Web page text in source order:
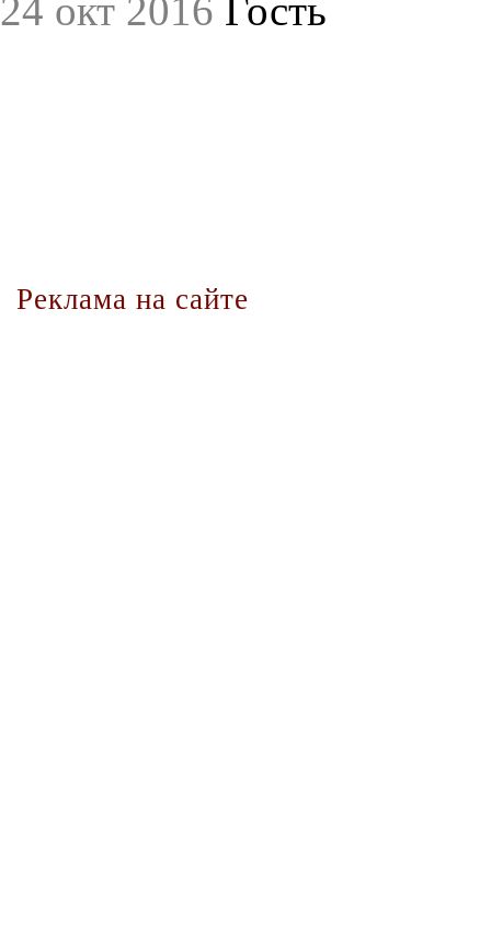
24 окт 2016 Гость
Реклама на сайте